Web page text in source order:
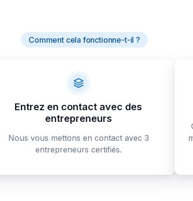
Comment cela fonctionne-t-il ?
Entrez en contact avec des
entrepreneurs
Nous vous mettons en contact avec 3
entrepreneurs certifiés.